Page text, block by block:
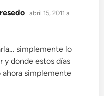
dice:
abril 15, 2011 a
simplemente lo
y donde estos días
ahora simplemente